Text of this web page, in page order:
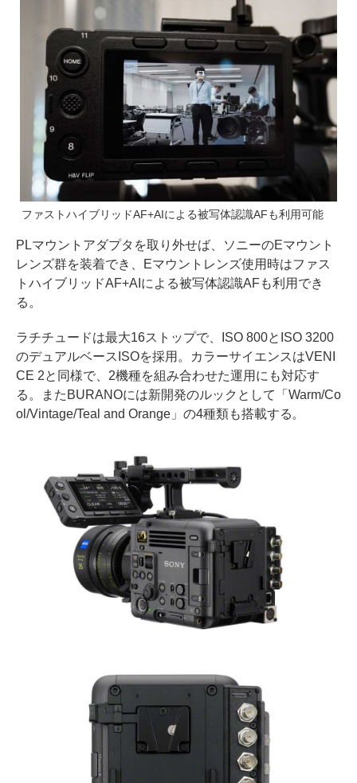
ファストハイブリッドAF+AIによる被写体認識AFも利用可能
PLマウントアダプタを取り外せば、ソニーのEマウント
レンズ群を装着でき、Eマウントレンズ使用時はファス
トハイブリッドAF+AIによる被写体認識AFも利用でき
る。
ラチチュードは最大16ストップで、ISO 800とISO 3200
のデュアルベースISOを採用。カラーサイエンスはVENI
CE 2と同様で、2機種を組み合わせた運用にも対応す
る。またBURANOには新開発のルックとして「Warm/Co
ol/Vintage/Teal and Orange」の4種類も搭載する。